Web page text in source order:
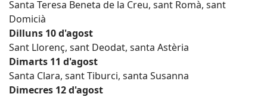
Santa Teresa Beneta de la Creu, sant Romà, sant
Domicià
Dilluns 10 d'agost
Sant Llorenç, sant Deodat, santa Astèria
Dimarts 11 d'agost
Santa Clara, sant Tiburci, santa Susanna
Dimecres 12 d'agost